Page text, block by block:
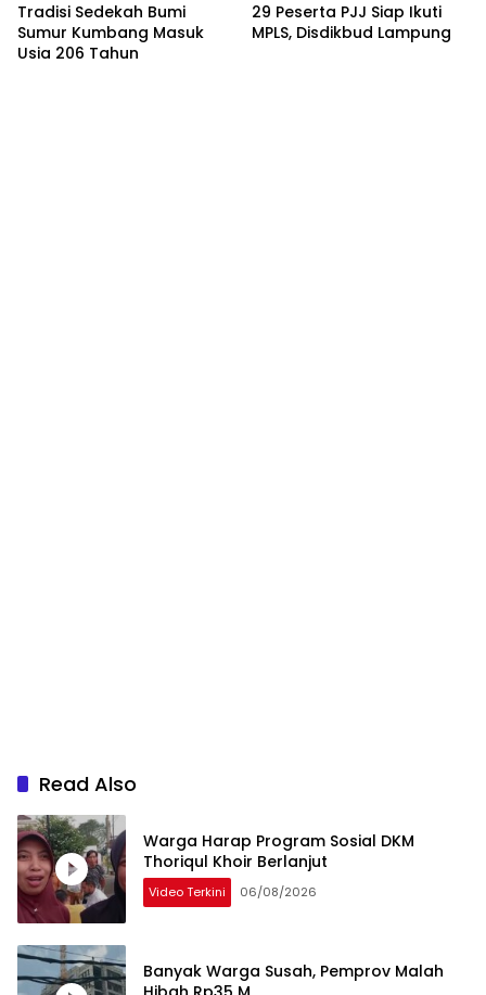
Tradisi Sedekah Bumi
Sumur Kumbang Masuk
Usia 206 Tahun
29 Peserta PJJ Siap Ikuti
MPLS, Disdikbud Lampung
Read Also
Warga Harap Program Sosial DKM
Thoriqul Khoir Berlanjut
Video Terkini 06/08/2026
Banyak Warga Susah, Pemprov Malah